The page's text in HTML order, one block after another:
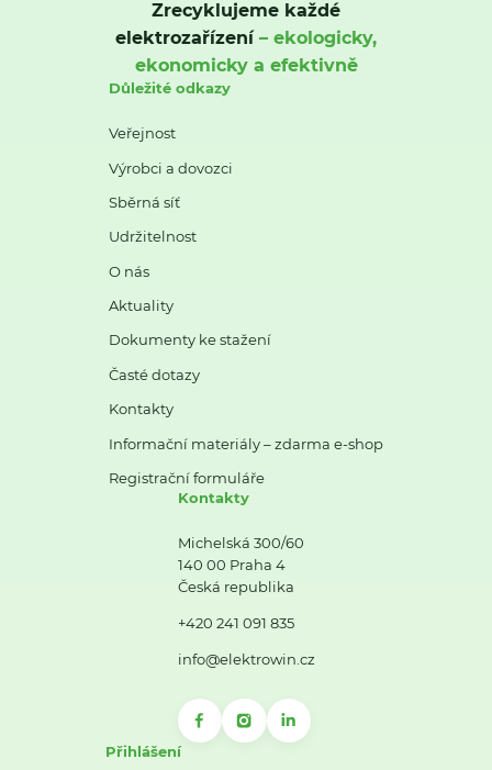
Zrecyklujeme každé
elektrozařízení– ekologicky,
ekonomicky a efektivně
Důležité odkazy
Veřejnost
Výrobci a dovozci
Sběrná síť
Udržitelnost
O nás
Aktuality
Dokumenty ke stažení
Časté dotazy
Kontakty
Informační materiály – zdarma e-shop
Registrační formuláře
Kontakty
Michelská 300/60
140 00 Praha 4
Česká republika
+420 241 091 835
info@elektrowin.cz
Přihlášení